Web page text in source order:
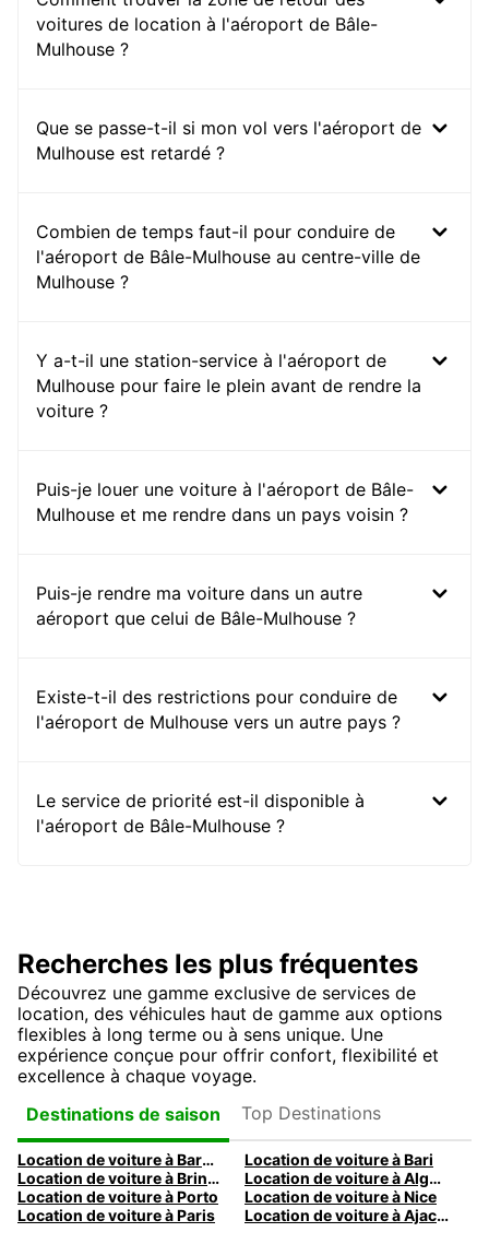
voitures de location à l'aéroport de Bâle-
Mulhouse ?
Que se passe-t-il si mon vol vers l'aéroport de
Mulhouse est retardé ?
Combien de temps faut-il pour conduire de
l'aéroport de Bâle-Mulhouse au centre-ville de
Mulhouse ?
Y a-t-il une station-service à l'aéroport de
Mulhouse pour faire le plein avant de rendre la
voiture ?
Puis-je louer une voiture à l'aéroport de Bâle-
Mulhouse et me rendre dans un pays voisin ?
Puis-je rendre ma voiture dans un autre
aéroport que celui de Bâle-Mulhouse ?
Existe-t-il des restrictions pour conduire de
l'aéroport de Mulhouse vers un autre pays ?
Le service de priorité est-il disponible à
l'aéroport de Bâle-Mulhouse ?
Recherches les plus fréquentes
Découvrez une gamme exclusive de services de
location, des véhicules haut de gamme aux options
flexibles à long terme ou à sens unique. Une
expérience conçue pour offrir confort, flexibilité et
excellence à chaque voyage.
Destinations de saison
Top Destinations
Location de voiture à Barcelone
Location de voiture à Bari
Location de voiture à Brindisi
Location de voiture à Alghero
Location de voiture à Porto
Location de voiture à Nice
Location de voiture à Paris
Location de voiture à Ajaccio